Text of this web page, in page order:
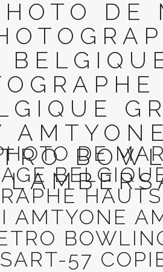
DE
DE
AMTYONE
57